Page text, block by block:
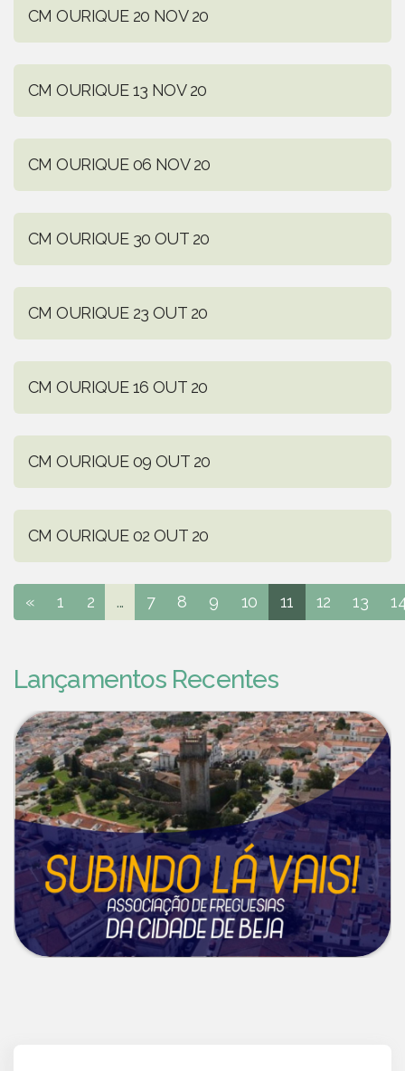
CM OURIQUE 20 NOV 20
CM OURIQUE 13 NOV 20
CM OURIQUE 06 NOV 20
CM OURIQUE 30 OUT 20
CM OURIQUE 23 OUT 20
CM OURIQUE 16 OUT 20
CM OURIQUE 09 OUT 20
CM OURIQUE 02 OUT 20
« 1 2 ... 7 8 9 10 11 12 13
Lançamentos Recentes